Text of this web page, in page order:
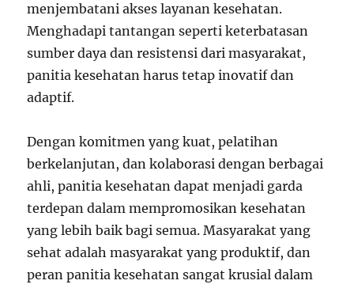
menjembatani akses layanan kesehatan.
Menghadapi tantangan seperti keterbatasan
sumber daya dan resistensi dari masyarakat,
panitia kesehatan harus tetap inovatif dan
adaptif.
Dengan komitmen yang kuat, pelatihan
berkelanjutan, dan kolaborasi dengan berbagai
ahli, panitia kesehatan dapat menjadi garda
terdepan dalam mempromosikan kesehatan
yang lebih baik bagi semua. Masyarakat yang
sehat adalah masyarakat yang produktif, dan
peran panitia kesehatan sangat krusial dalam